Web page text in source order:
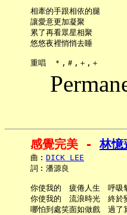
     相牽的手跟相依的腿
     讓愛意更加凝聚
     累了再看眾星相聚
     悠悠夜裡悄悄去睡
感覺完美 - 林憶
     曲︰
DICK LEE
     詞︰潘源良
你使我的　疲倦人生　呼吸
你使我的　流浪時光　終於
哪怕到處笑面如做戲　過了